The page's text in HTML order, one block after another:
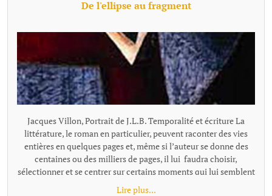
De l'ellipse au fragment
Jacques Villon, Portrait de J.L.B. Temporalité et écriture La littérature, le roman en particulier, peuvent raconter des vies entières en quelques pages et, même si l’auteur se donne des centaines ou des milliers de pages, il lui faudra choisir, sélectionner et se centrer sur certains moments qui lui semblent représentatifs ou nécessaires à son récit. Pour passer de l'un à l'autre de ces temps "racontés", la narration effectue un « saut » et il existe plusieurs façons de le concevoir et de l'articuler au récit, ces différentes options narratives, ces diverses façons de passer d'un temps à l'autre se distinguent notamment par leur rapport au tout, à la totalité de l'histoire, à sa suite temporelle complète. L’ellipse : maintien d’une chronologie lisible Ces sauts, quand ils sont faits en reliant entre eux les moments racontés, s'appellent des ellipses. L'ellipse omet, "saute" une portion de temps, d’action, mais elle le fait dans un cadre temporel qui reste globalement ordonné et repérable. Le texte fournit pour cela des indices (adverbes, dates, saisons, âges des personnages, données temporelles, un court résumé de ce qui s’est passé entretemps etc.) qui indiquent au lecteur la suppression d’un segment de l’histoire et lui permettent de situer mentalement l’ellipse dans une chronologie comme le « Quelques mois plus tard… » de Patrick Modiano dans Rue des boutiques obscures. Même quand l’ellipse est brutale : « Seize ans plus tard. » écrit Victor Hugo, elle sous-entend une temporalité repérable. Les différents moments du texte ainsi réunis par l’ellipse ne sont donc pas des fragments autonomes : ils restent des moments d’une même chaîne causale et chronologique séparés par un moment sous-entendu: le temps manquant existe dans l’histoire, il est évoqué, affirmé comme non raconté. Le lecteur perçoit une continuité partiellement énigmatique ou laissée dans l’ombre, mais encadrée et située clairement. L’ellipse ne fragmente donc pas le texte : elle est un outil qui permet de condenser le récit. Les fragments, des segments autonomes L'ellipse situe l'extrait par rapport à la totalité, au minimum par rapport à l'extrait précédent, comme un morceau d'un puzzle se présente en tant que partie d'un tout. Le fragment refuse cette référence, il se présente comme un tout séparé. Il laisse les moments absents totalement dans l’ombre, sans repère temporel pour les situer les uns par rapport aux autres, le récit n’est plus simplement discontinu, mais fragmenté. Le lien peut être fait, ou pas, par le lecteur, mais la totalité devient une référence floue, très allusive ou indirecte. Il n'y a plus de référence à une temporalité repérable que l'on pourrait reconstituer. Exemple d'écriture fragmentaire hors fiction dans Les Ombres errantes de Pascal Quignard, ouvrage composé d’une succession de fragments méditatifs. « Lire, c’est quitter le monde visible.Celui qui ouvre un livre se retire.Il abandonne le bruit commun pour une voix silencieuse.La lecture est une solitude partagée avec un mort. Dans les livres, les morts parlent aux vivants.La voix qui vient de la page n’appartient plus à personne.Elle a traversé le temps.C’est une parole sauvée de l’oubli. » Exemple dans la fiction dans Les Vagues de Virginia Woolf, ce roman est composé de monologues successifs de différents personnages, sans transition narrative. Chaque prise de parole forme un fragment autonome. Fragment 1 : monologue de Bernard« Les feuilles tombent ; les feuilles tombent sans cesse.J’erre dans les rues de Londres, inventant des histoires.Chaque visage que je croise devient le début d’un récit.Pourtant, au moment où je veux saisir ces histoires, elles s’évanouissent. »Fragment 2 qui enchaine : monologue de Susan« J’aime les champs humides et les odeurs de l’étable.Ici, la terre est solide sous mes pieds.Les villes me troublent ; leurs voix se croisent sans repos.Je préfère le rythme lent des saisons et le pas régulier des bêtes. » L'idée de fragment se retrouve à tous les niveaux du texte : Au niveau d'éléments temporels séparés, non reliés par une ellipse, le fragment concerne la chronologie, le temps est coupé. Il peut être ponctuel, réversible, ou suspendu ; le temps fragmenté ne s’écoule pas vraiment. Au niveau stylistique, la fragmentation se fait essentiellement par des phrases sont juxtaposées. En ce qui concerne la construction globale, la fragmentation se fait au travers de matériaux hétérogènes sans marqueurs logiques ou causaux explicites. Les parties séparées se suivent avec une relation qui peut rester flottante ou associative et qui relève davantage de la résonance, de l’écho, de la juxtaposition, de la variation ou de la contradiction que de la succession ordonnée. Contrairement au montage ou à la construction classique, les fragments ne sont pas nécessairement organisés en système. Le mot qui caractérise le mieux le fragment, c'est l'autonomie. Le fragment est un texte bref mais complet. On parle alors de texte fragmentaire, de narration éclatée, d'écriture discontinue. Dans sa forme la plus radicale (Blanchot, Cioran tardif, certaines proses de Jabès, Handke dans Le Malheur sans désirs, ou encore Pascal Quignard), le fragment ne se situe pas dans une hiérarchie et leur ordre peut être modifié sans détruire l'ensemble ou sans que l'on puisse y voir une faille par rapport à une hiérarchie narrative. Cette déconstruction de l'idée de totalité et d'ordre est parfois désignée comme le « non-lien » ou le « rapport sans rapport » (Blanchot). Le fragment a été inauguré par Friedrich Schlegel et la tradition romantique. « La littérature est le fragment de tous les fragments » a pu écrire Goethe. Le fragment n’est pas un morceau d’un tout, mais une forme ouverte. On peut parler aussi d'une poétique différente de celle de l'ellipse : d'une tentation ou d'une recherche de l’inachèvement. Fragmentation, concentration, condensation L'expression « écriture fragmentaire » peut recouvrir des formes différentes qu'on ne peut simplement assimiler et résumer par l'idée de discontinuité. La « fragmentation » n’est pas un procédé unique, mais une famille de formes de ruptures selon le niveau et le type d'autonomie recherchés. Il faut rappeler que de nombreux textes, notamment contemporains, utilisent à la fois l'ellipse temporelle et une forme de fragmentation dans des orientations multiples. La frontière ellipse / fragment (et c'est le propre de toute notion littéraire, nous ne sommes pas en mathématique...) devient parfois poreuse. On peut citer dans le domaine poétique René Char avec des fragments très autonomes, mais parfois une thématique de la Résistance ou une chronologie émotionnelle diffuse les relie subtilement. Et dans l'autofiction : Annie Ernaux, dans certains livres comme Les Années, mélange écriture fragmentaire et ellipses temporelles très marquées avec une chronologie historique quand même lisible. Notons égalment que l'écriture fragmentaire peut aussi se marquer, non par l'absence de repère mais par une proportion texte/totalité. Raconter une existence humaine en quelques paragraphes séparés, même avec quelques indications, procède du fragment. Trop de choses manquent pour que la perception de la discontinuité, du vide, ne prime pas sur celle d'une totalité. On peut placer dans cette catégorie le livre «Roland Barthes par Roland Barthes », une biographie que l'auteur veiut "éclatée" en chapitres comment autant de fragments de vie avec comme incipit, par exemple : Au moment du premier cri… Au tableau noir… La première fois qu…. A trente ans… La dernière fois qu… A son dernier instant… Les repères temporels sont là, mais la chronologie complète s'estompe au profit d'instantanés qui, certes renvoie à l'idée de biographie, mais celle-ci, largement absente, ne peut qu'être très partiellement reconstituée. Beaucoup de textes ne sont pas fragmentés au sens de complètement décousus et composés de morceaux sans liens explicites, mais la façon de raconter par de menus éléments, des micro scènes pour évoquer un temps très long, laissant tout le reste dans l'ombre sont tellement concentrés, condensés qu'ils donnent une impression de fragmentation malgré les ellipses et repères. Exemple d' écriture ellpitique, concentrée jusqu'au fragmentaire et pourtant très évocatrice : "À dix-huit ans, Pierre quitta la maison campagnarde où il était né. Au moment précis où il s’en alla, sa vieille mère infirme était dans Ie lit de la chambre bleue dans laquelle il y avait le daguerréotype de son père, des plumes de paon dans un vase, et une pendule représentant Paul et Virginie, et qui indiquait trois heures. Dans la cour, sous le figuier, son grand-père se reposait. Dans le jardin, il y avait sa fiancée, des roses et des poiriers luisants. Pierre alla gagner sa vie, dans un pays où il y avait des nègres, des perroquets, des caoutchoucs, de la mélasse, des fièvres et des serpents. Il y demeura trente ans. Au moment précis où il revint dans la maison campagnarde où il était né, la chambre bleue était devenue blanche, sa mère reposait au sein de Dieu, Ie portrait de son père n’était plus là, et les plumes du paon et le vase avaient disparu. Un objet quelconque remplaçait la pendule. Dans la cour, sous le figuier où son défunt grand-père se reposa, il y avait des écuelles cassées et une pauvre poule malade. Dans le jardin de roses et de poiriers luisants où fut sa fiancée, iI y avait une vieille dame. L’histoire ne dit pas qui elle était." Francis Jammes, Le Roman du lièvre (1922) Fragmentation, continuité... modernité ? Au-delà du constat et de la nécessaire définition des termes, le choix de la fragmentation, par opposition à la continuité et sa construction, est une manière de se positionner par rapport à des questionnements de notre époque. La pratique du fragment correspond à un désir de coller ou d'exprimer sa dimension nettement discontinue, fragmentée, mais aussi, plus largement, de se placer dans u
Lire plus...